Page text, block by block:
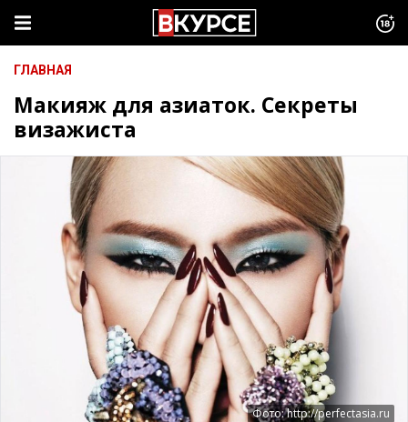
ГЛАВНАЯ
Макияж для азиаток. Секреты
визажиста
Фото: http://perfectasia.ru